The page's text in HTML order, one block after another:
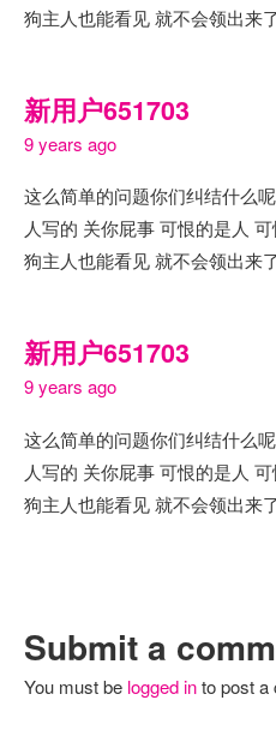
狗主人也能看见 就不会领出来
新用户651703
9 years ago
这么简单的问题你们纠结什么
人写的 关你屁事 可恨的是人
狗主人也能看见 就不会领出来
新用户651703
9 years ago
这么简单的问题你们纠结什么
人写的 关你屁事 可恨的是人
狗主人也能看见 就不会领出来
Submit a
You must be logged into post a